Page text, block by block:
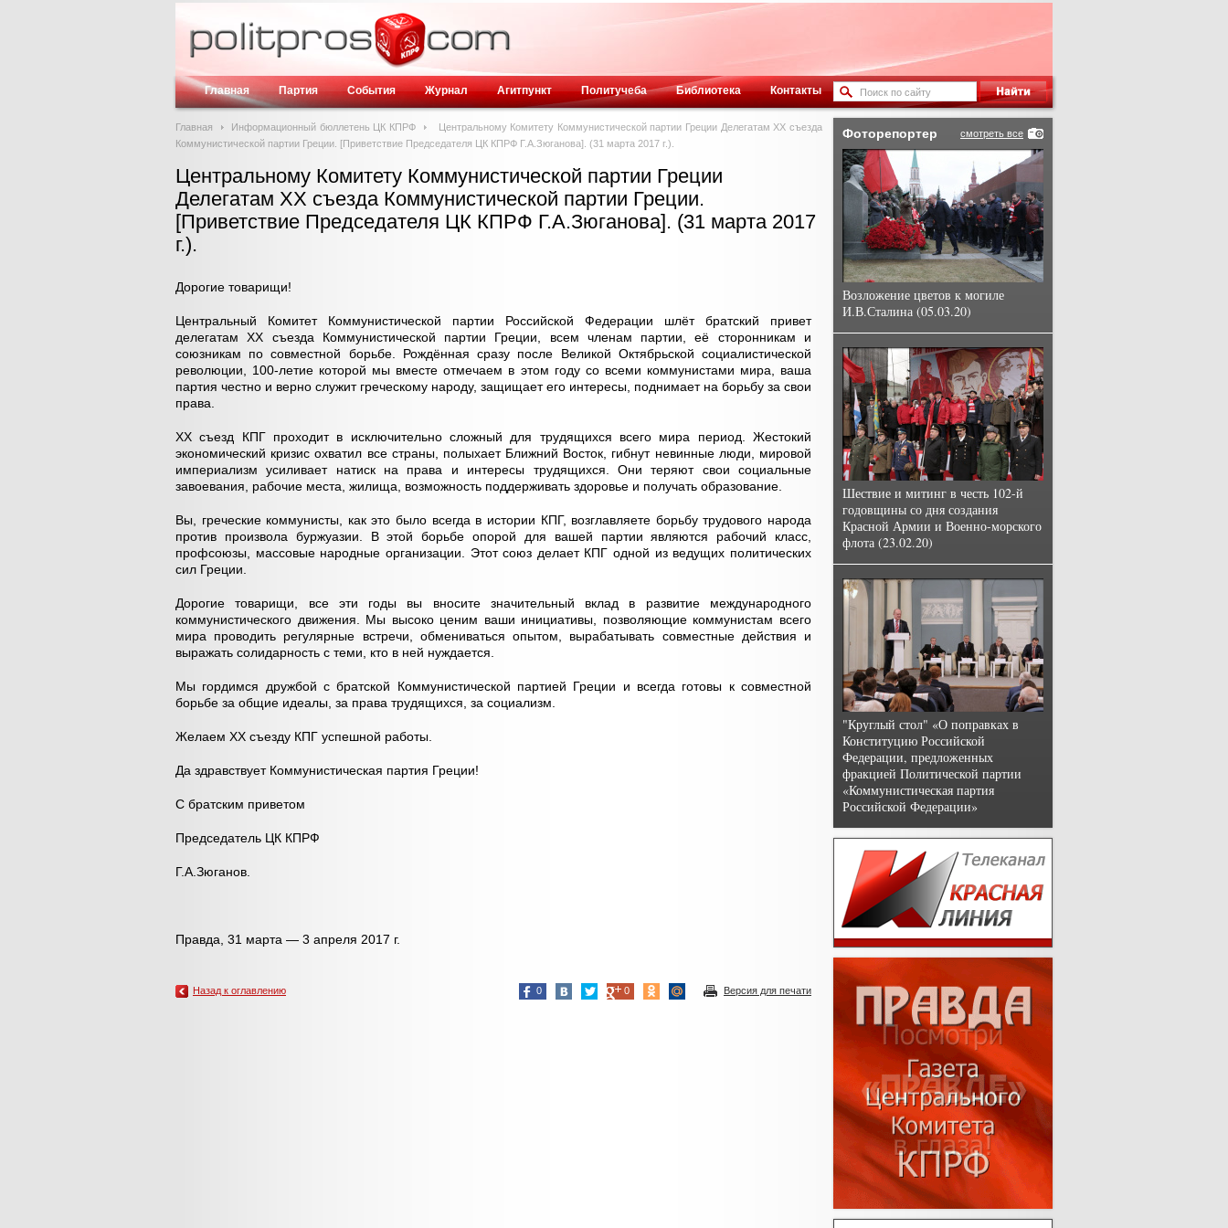
Главная Партия События Журнал Агитпункт Политучеба Библиотека Контакты
Главная Информационный бюллетень ЦК КПРФ
Центральному Комитету Коммунистической партии Греции Делегатам ХХ съезда
Коммунистической партии Греции. [Приветствие Председателя ЦК КПРФ Г.А.Зюганова]. (31 марта 2017 г.).
Центральному Комитету Коммунистической партии Греции
Делегатам ХХ съезда Коммунистической партии Греции.
[Приветствие Председателя ЦК КПРФ Г.А.Зюганова]. (31 марта 2017
г.).
Дорогие товарищи!
Центральный Комитет Коммунистической партии Российской Федерации шлёт братский привет
делегатам ХХ съезда Коммунистической партии Греции, всем членам партии, её сторонникам и
союзникам по совместной борьбе. Рождённая сразу после Великой Октябрьской социалистической
революции, 100-летие которой мы вместе отмечаем в этом году со всеми коммунистами мира, ваша
партия честно и верно служит греческому народу, защищает его интересы, поднимает на борьбу за свои
права.
ХХ съезд КПГ проходит в исключительно сложный для трудящихся всего мира период. Жестокий
экономический кризис охватил все страны, полыхает Ближний Восток, гибнут невинные люди, мировой
империализм усиливает натиск на права и интересы трудящихся. Они теряют свои социальные
завоевания, рабочие места, жилища, возможность поддерживать здоровье и получать образование.
Вы, греческие коммунисты, как это было всегда в истории КПГ, возглавляете борьбу трудового народа
против произвола буржуазии. В этой борьбе опорой для вашей партии являются рабочий класс,
профсоюзы, массовые народные организации. Этот союз делает КПГ одной из ведущих политических
сил Греции.
Дорогие товарищи, все эти годы вы вносите значительный вклад в развитие международного
коммунистического движения. Мы высоко ценим ваши инициативы, позволяющие коммунистам всего
мира проводить регулярные встречи, обмениваться опытом, вырабатывать совместные действия и
выражать солидарность с теми, кто в ней нуждается.
Мы гордимся дружбой с братской Коммунистической партией Греции и всегда готовы к совместной
борьбе за общие идеалы, за права трудящихся, за социализм.
Желаем ХХ съезду КПГ успешной работы.
Да здравствует Коммунистическая партия Греции!
С братским приветом
Председатель ЦК КПРФ
Г.А.Зюганов.
Правда, 31 марта — 3 апреля 2017 г.
Версия для печати
0 0
Назад к оглавлению
смотреть все
Фоторепортер
Возложение цветов к могиле
И.В.Сталина (05.03.20)
Шествие и митинг в честь 102-й
годовщины со дня создания
Красной Армии и Военно-морского
флота (23.02.20)
"Круглый стол" «О поправках в
Конституцию Российской
Федерации, предложенных
фракцией Политической партии
«Коммунистическая партия
Российской Федерации»